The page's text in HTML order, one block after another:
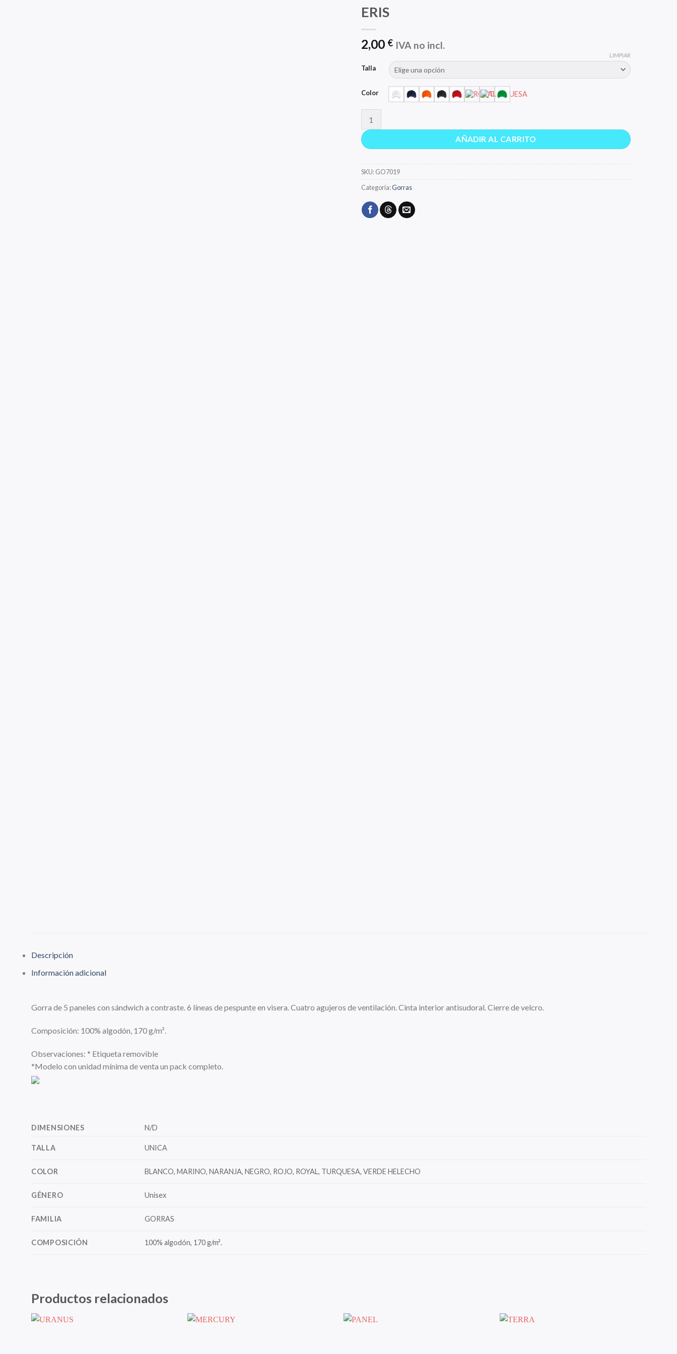
ERIS
2,00 € IVA no incl.
Talla
Color
LIMPIAR
AÑADIR AL CARRITO
SKU:GO7019
Categoría:Gorras
Descripción
Información adicional
Gorra de 5 paneles con sándwich a contraste. 6 líneas de pespunte en visera. Cuatro agujeros de ventilación. Cinta interior antisudoral. Cierre de velcro.
Composición: 100% algodón, 170 g/m².
Observaciones: * Etiqueta removible
*Modelo con unidad mínima de venta un pack completo.
DIMENSIONES N/D
TALLA UNICA
COLOR BLANCO, MARINO, NARANJA, NEGRO, ROJO, ROYAL, TURQUESA, VERDE HELECHO
GÉNERO Unisex
FAMILIA GORRAS
COMPOSICIÓN 100% algodón, 170 g/m².
Productos relacionados